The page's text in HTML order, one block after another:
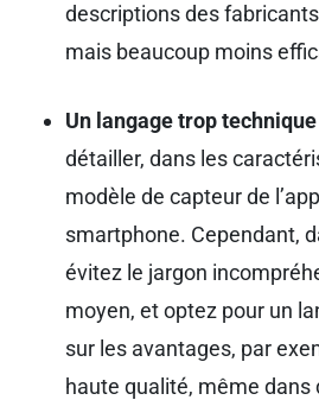
descriptions des fabricants
mais beaucoup moins
Un langage trop technique
détailler, dans les
modèle de capteur de
smartphone. Cependant,
évitez le jargon
moyen, et optez pour un
sur les avantages, par
haute qualité, même dans